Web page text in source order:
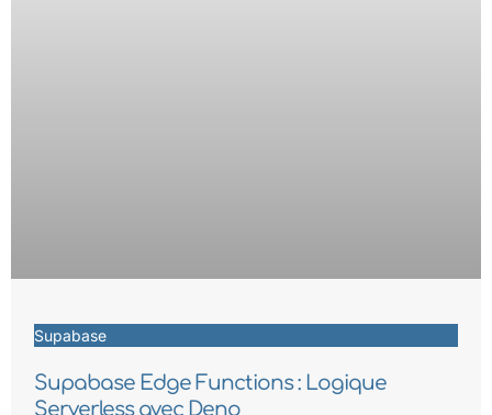
Supabase
Supabase Edge Functions : Logique
Serverless avec Deno